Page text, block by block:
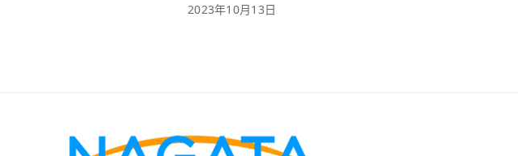
2023年10月13日